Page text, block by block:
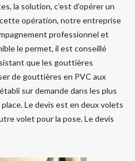
la solution, c’est d’opérer un
opération, notre entreprise
professionnel et
le permet, il est conseillé
que les gouttières
de gouttières en PVC aux
sur demande dans les plus
Le devis est en deux volets
volet pour la pose. Le devis